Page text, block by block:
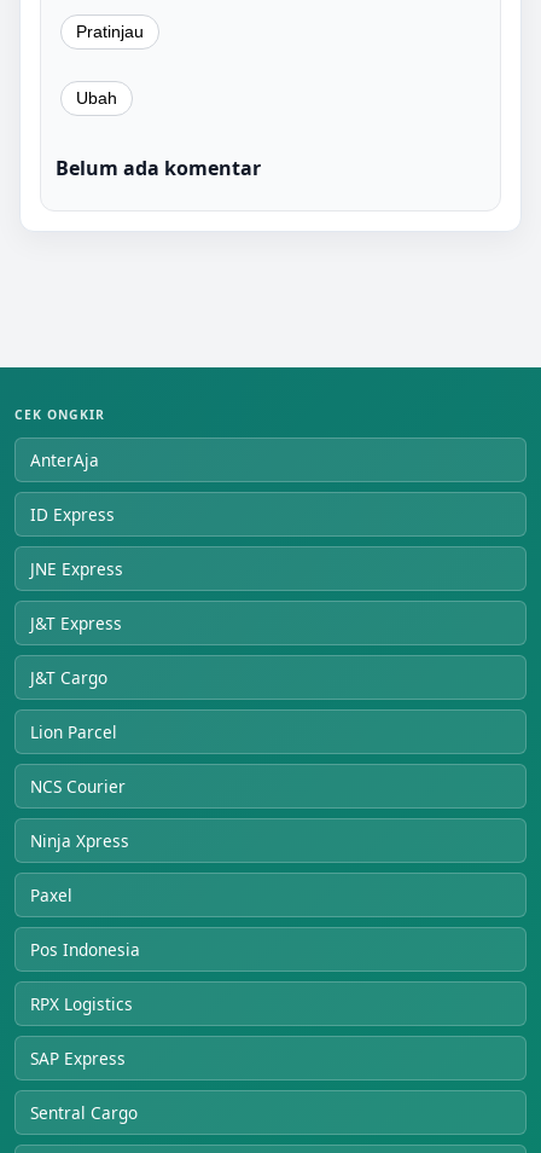
Belum ada komentar
CEK ONGKIR
AnterAja
ID Express
JNE Express
J&T Express
J&T Cargo
Lion Parcel
NCS Courier
Ninja Xpress
Paxel
Pos Indonesia
RPX Logistics
SAP Express
Sentral Cargo